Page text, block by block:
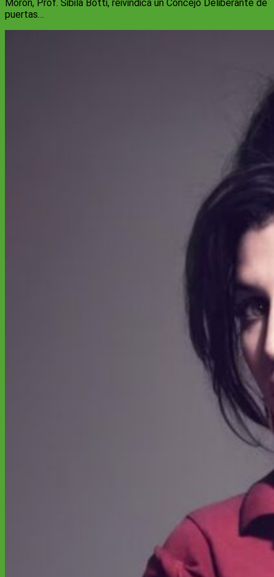
Morón, Prof. Sibila Botti, reivindica un Concejo Deliberante de
puertas…